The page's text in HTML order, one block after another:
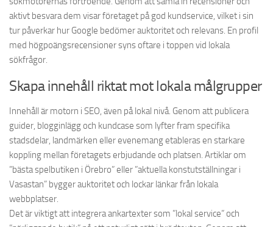
aktivt besvara dem visar företaget på god kundservice, vilket i sin
tur påverkar hur Google bedömer auktoritet och relevans. En profil
med högpoängsrecensioner syns oftare i toppen vid lokala
sökfrågor.
Skapa innehåll riktat mot lokala målgrupper
Innehåll är motorn i SEO, även på lokal nivå. Genom att publicera
guider, blogginlägg och kundcase som lyfter fram specifika
stadsdelar, landmärken eller evenemang etableras en starkare
koppling mellan företagets erbjudande och platsen. Artiklar om
”bästa spelbutiken i Örebro” eller ”aktuella konstutställningar i
Vasastan” bygger auktoritet och lockar länkar från lokala
webbplatser.
Det är viktigt att integrera ankartexter som ”lokal service” och